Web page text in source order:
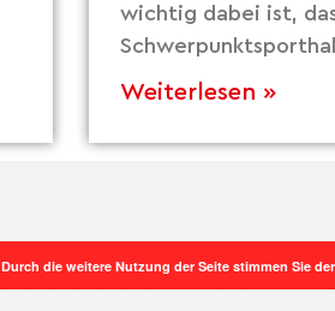
wichtig dabei ist,
Weiterlesen »
Durch die weitere Nutzung der Seite stimmen Sie